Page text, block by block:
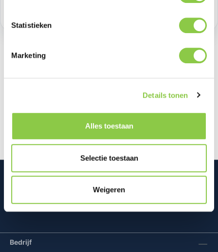
Statistieken
Marketing
Details tonen
Alles toestaan
Selectie toestaan
Weigeren
Beschrijving
De Klik&Klaar hoezen voor de nieuwe Odido
Bedrijf